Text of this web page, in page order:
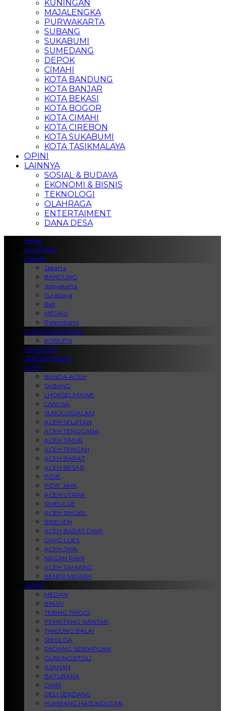
KUNINGAN
MAJALENGKA
PURWAKARTA
SUBANG
SUKABUMI
SUMEDANG
DEPOK
CIMAHI
KOTA BANDUNG
KOTA BANJAR
KOTA BEKASI
KOTA BOGOR
KOTA CIMAHI
KOTA CIREBON
KOTA SUKABUMI
KOTA TASIKMALAYA
OPINI
LAINNYA
SOSIAL & BUDAYA
EKONOMI & BISNIS
TEKNOLOGI
OLAHRAGA
ENTERTAIMENT
DANA DESA
Home
NASIONAL
Daerah
Jakarta
BANDUNG
Yogyakarta
Surabaya
Bali
MEDAN
Palembang
HUKUM & KRIMINAL
KORUPSI
PERISTIWA
JABODETABEK
ACEH
BANDA ACEH
SABANG
LHOKSEUMAWE
LANGSA
SUBULUSSALAM
ACEH SELATAN
ACEH TENGGARA
ACEH TIMUR
ACEH TENGAH
ACEH BARAT
ACEH BESAR
PIDIE
PIDIE JAYA
ACEH UTARA
SIMEULUE
ACEH SINGKIL
BIREUEN
ACEH BARAT DAYA
GAYO LUES
ACEH JAYA
NAGAN RAYA
ACEH TAMIANG
BENER MERIAH
SUMUT
MEDAN
BINJAI
TEBING TINGGI
PEMATANG SIANTAR
TANJUNG BALAI
SIBOLGA
PADANG SIDEMPUAN
GUNUNGSITOLI
ASAHAN
BATUBARA
DAIRI
DELI SERDANG
HUMBANG HASUNDUTAN